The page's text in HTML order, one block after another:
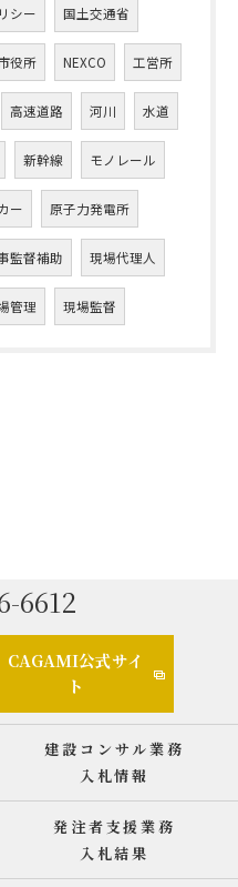
シー 国土交通省
役所 NEXCO 工営所
高速道路 河川 水道
新幹線 モノレール
ー 原子力発電所
監督補助 現場代理人
管理 現場監督
6612
CAGAMI公式サイ
ト
建設コンサル業務
入札情報
発注者支援業務
入札結果